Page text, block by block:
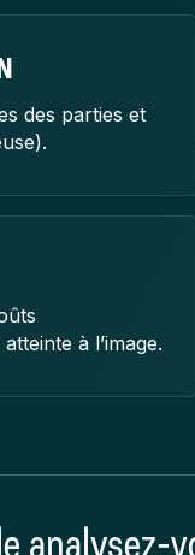
des parties et
à l’image.
analysez-